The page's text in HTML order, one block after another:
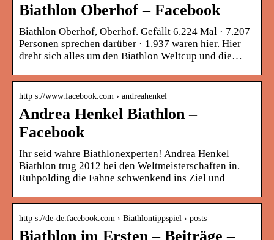
Biathlon Oberhof – Facebook
Biathlon Oberhof, Oberhof. Gefällt 6.224 Mal · 7.207
Personen sprechen darüber · 1.937 waren hier. Hier
dreht sich alles um den Biathlon Weltcup und die…
http s://www.facebook.com › andreahenkel
Andrea Henkel Biathlon –
Facebook
Ihr seid wahre Biathlonexperten! Andrea Henkel
Biathlon trug 2012 bei den Weltmeisterschaften in.
Ruhpolding die Fahne schwenkend ins Ziel und
http s://de-de.facebook.com › Biathlontippspiel › posts
Biathlon im Ersten – Beiträge –